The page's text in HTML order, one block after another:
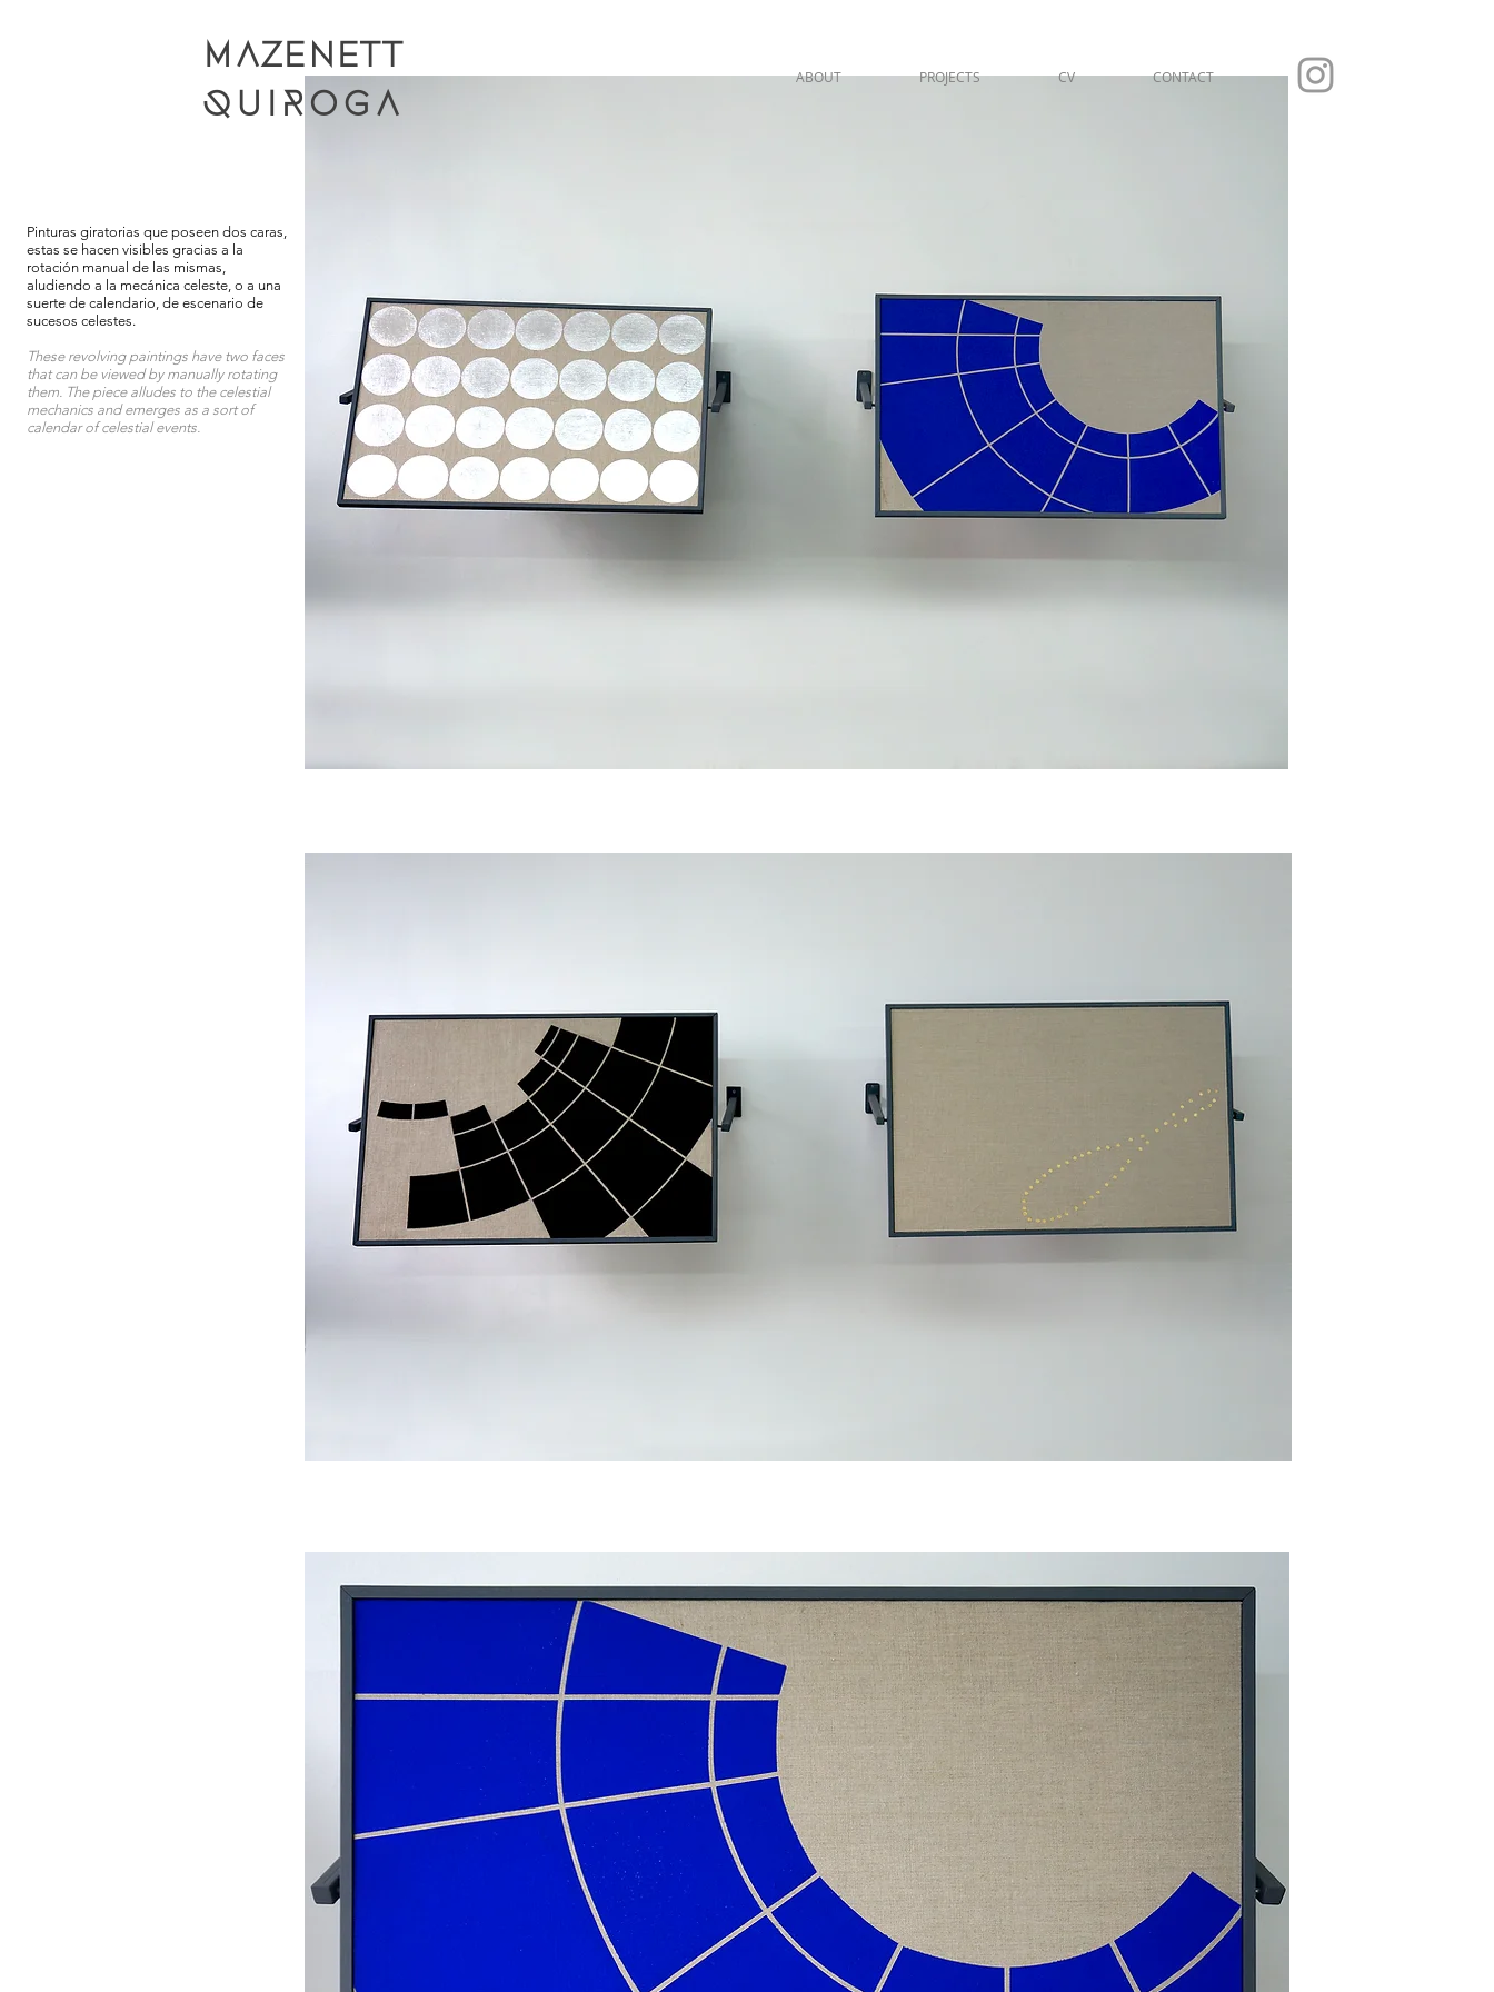
MAZENETT
QUIROGA
ABOUT PROJECTS CV CONTACT
Pinturas giratorias que poseen dos caras,
estas se hacen visibles gracias a la
rotación manual de las mismas,
aludiendo a la mecánica celeste, o a una
suerte de calendario, de escenario de
sucesos celestes.
These revolving paintings have two faces
that can be viewed by manually rotating
them. The piece alludes to the celestial
mechanics and emerges as a sort of
calendar of celestial events.